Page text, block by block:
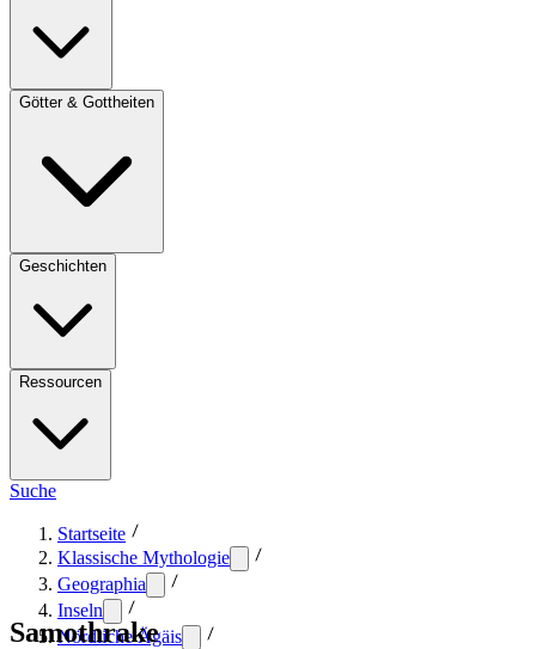
Götter & Gottheiten
Geschichten
Ressourcen
Suche
Startseite
Klassische Mythologie
Geographia
Inseln
Nördliche Ägäis
Samothrake